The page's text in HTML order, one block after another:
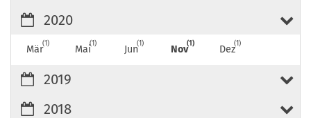
2020
Mär1 Mai1 Jun1 Nov1 Dez1
2019
2018